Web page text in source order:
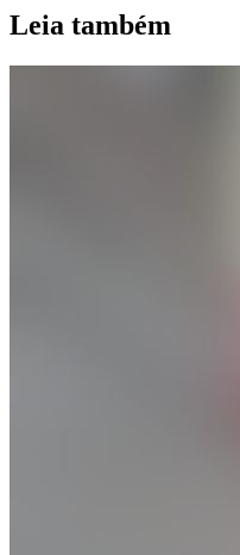
Leia também